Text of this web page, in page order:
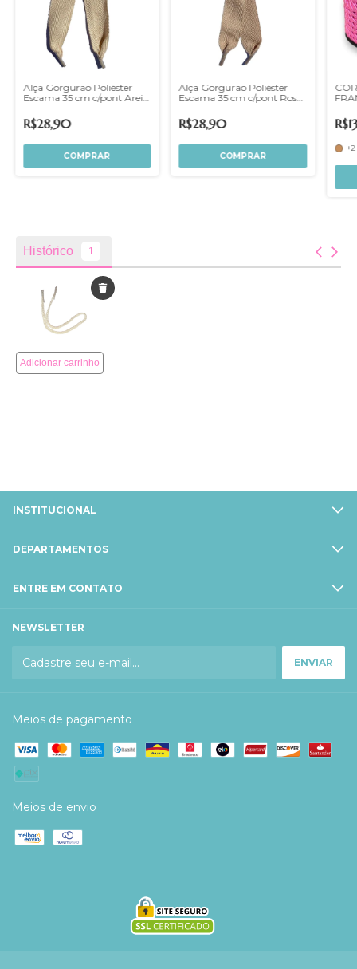
Alça Gorgurão Poliéster
Escama 35 cm c/pont Areia
R$28,90
Alça Gorgurão Poliéster
Escama 35 cm c/pont Rosé
R$28,90
+2
INSTITUCIONAL
DEPARTAMENTOS
ENTRE EM CONTATO
NEWSLETTER
Meios de pagamento
Meios de envio